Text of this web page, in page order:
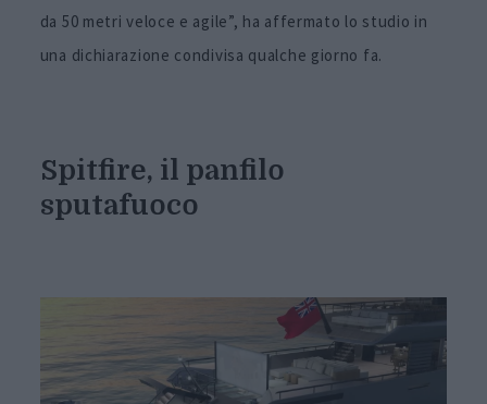
da 50 metri veloce e agile”, ha affermato lo studio in
una dichiarazione condivisa qualche giorno fa.
Spitfire, il panfilo
sputafuoco